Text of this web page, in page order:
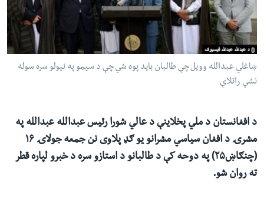
شئ
لټون
ځای
لاړ
له مونږ سره په تماس کې پاتې شئ
ژبې
ښاغلي عبدالله وویل چې طالبان باید پوه شي چې د سیمو په نیولو سره سوله
نشي‌ راتلاې
د افغانستان د ملي پخلاینې د عالي شورا رئیس عبدالله عبدالله په
مشرۍ د افغان سیاسي مشرانو یو ګډ پلاوی نن جمعه جولاۍ ۱۶
(چنګاښ۲۵) په دوحه کې د طالبانو د استازو سره د خبرو لپاره قطر
ته روان شو.